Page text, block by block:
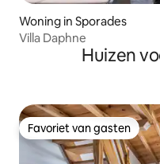
Woning in Sporades
Villa Daphne
Huizen
Favoriet van gasten
Favoriet van gasten